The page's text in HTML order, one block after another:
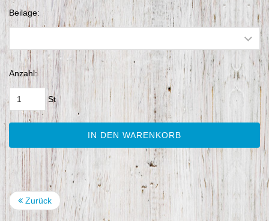
Beilage:
Anzahl:
St
IN DEN WARENKORB
Zurück